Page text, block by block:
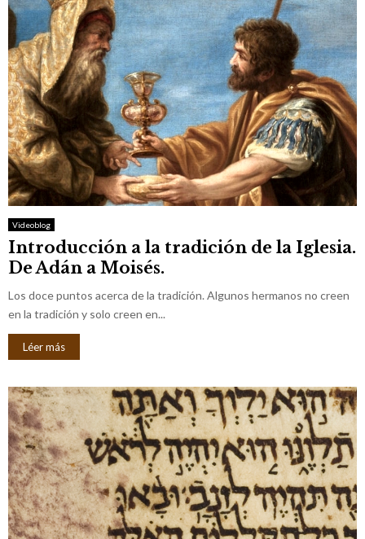
Videoblog
Introducción a la tradición de la Iglesia.
De Adán a Moisés.
Los doce puntos acerca de la tradición. Algunos hermanos no creen
en la tradición y solo creen en...
Léer más